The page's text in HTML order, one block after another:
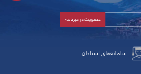
سامانه‌های استادان